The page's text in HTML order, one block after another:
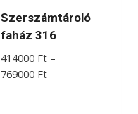
Szerszámtároló
faház 316
414000 Ft –
769000 FtÁrtartomány: